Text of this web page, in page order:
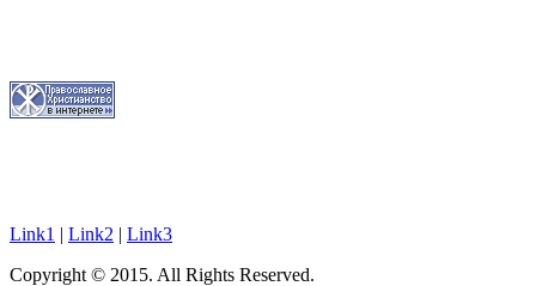
Link1 | Link2 | Link3
Copyright © 2015. All Rights Reserved.